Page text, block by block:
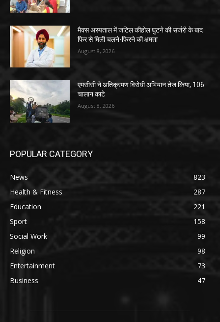
मैक्स अस्पताल में जटिल कीहोल घुटने की सर्जरी के बाद
फिर से मिली चलने-फिरने की क्षमता
August 8, 2026
एमसीसी ने अतिक्रमण विरोधी अभियान तेज किया, 106
चालान काटे
August 8, 2026
POPULAR CATEGORY
News
823
Health & Fitness
287
Education
221
Sport
158
Social Work
99
Religion
98
Entertainment
73
Business
47